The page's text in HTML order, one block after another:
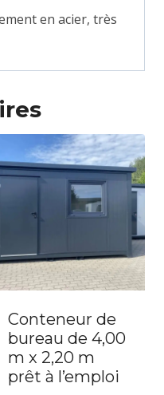
en acier, très
Conteneur de
bureau de 4,00
m x 2,20 m
prêt à l’emploi